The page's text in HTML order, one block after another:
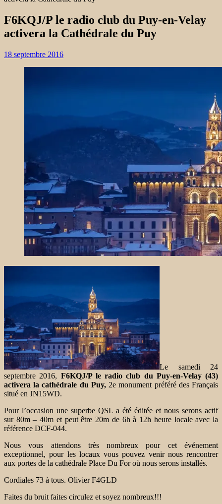
F6KQJ/P le radio club du Puy-en-Velay
activera la Cathédrale du Puy
18 septembre 2016
Le samedi 24
septembre 2016, F6KQJ/P le radio club du Puy-en-Velay (43)
activera la cathédrale du Puy,2e monument préféré des Français
situé en JN15WD.
Pour l’occasion une superbe QSL a été éditée et nous serons actif
sur 80m – 40m et peut être 20m de 6h à 12h heure locale avec la
référence DCF-044.
Nous vous attendons très nombreux pour cet événement
exceptionnel, pour les locaux vous pouvez venir nous rencontrer
aux portes de la cathédrale Place Du For où nous serons installés.
Cordiales 73 à tous. Olivier F4GLD
Faites du bruit faites circulez et soyez nombreux!!!